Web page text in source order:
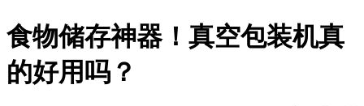
食物储存神器！真空包装机真
的好用吗？